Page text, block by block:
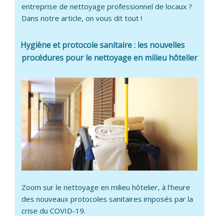
entreprise de nettoyage professionnel de locaux ?
Dans notre article, on vous dit tout !
Hygiène et protocole sanitaire : les nouvelles
procédures pour le nettoyage en milieu hôtelier
Zoom sur le nettoyage en milieu hôtelier, à l'heure
des nouveaux protocoles sanitaires imposés par la
crise du COVID-19.